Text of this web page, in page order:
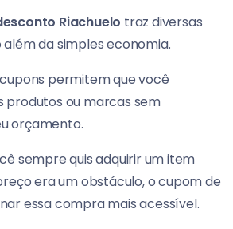
Riachuelo traz diversas
da simples economia.
permitem que você
produtos ou marcas sem
orçamento.
sempre quis adquirir um item
era um obstáculo, o cupom de
essa compra mais acessível.